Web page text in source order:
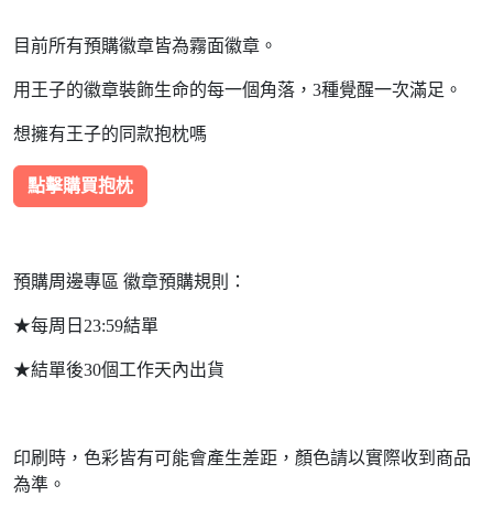
目前所有預購徽章皆為霧面徽章。
用王子的徽章裝飾生命的每一個角落，3種覺醒一次滿足。
想擁有王子的同款抱枕嗎
點擊購買抱枕
預購周邊專區 徽章預購規則：
★每周日23:59結單
★結單後30個工作天內出貨
印刷時，色彩皆有可能會產生差距，顏色請以實際收到商品
為準。